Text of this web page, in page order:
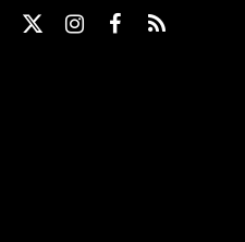
X
Instagram
Facebook
RSS